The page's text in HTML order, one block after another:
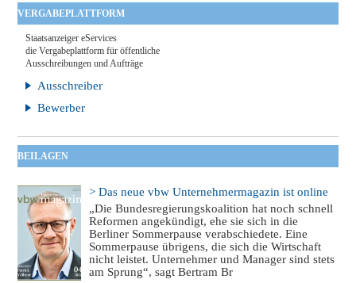
VERGABEPLATTFORM
Staatsanzeiger eServices
die Vergabeplattform für öffentliche
Ausschreibungen und Aufträge
Ausschreiber
Bewerber
BEILAGEN
> Das neue vbw Unternehmermagazin ist online
„Die Bundesregierungskoalition hat noch schnell
Reformen angekündigt, ehe sie sich in die
Berliner Sommerpause verabschiedete. Eine
Sommerpause übrigens, die sich die Wirtschaft
nicht leistet. Unternehmer und Manager sind stets
am Sprung“, sagt Bertram Br